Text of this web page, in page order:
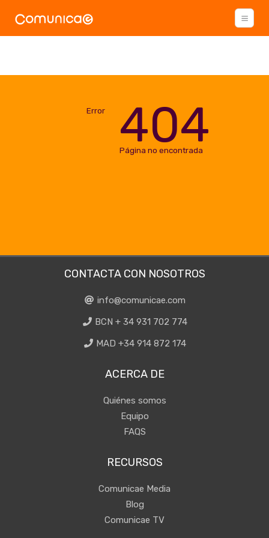
Error 404
Página no encontrada
CONTACTA CON NOSOTROS
info@comunicae.com
BCN + 34 931 702 774
MAD +34 914 872 174
ACERCA DE
Quiénes somos
Equipo
FAQS
RECURSOS
Comunicae Media
Blog
Comunicae TV